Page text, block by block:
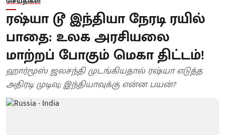
ரஷ்யா டூ இந்தியா நேரடி ரயில்
பாதை: உலக அரசியலை
மாற்றப் போகும் மெகா திட்டம்!
ஹார்மூஸ் ஜலசந்தி முடங்கியதால் ரஷ்யா எடுத்த
அதிரடி முடிவு; இந்தியாவுக்கு என்ன பயன்?